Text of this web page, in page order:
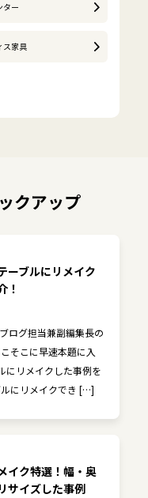
ター
ス家具
クアップ
ーブルにリメイク
！
ログ担当兼副編集長の
そこに早速本題に入
にリメイクした事例を
にリメイクでき […]
イク特選！幅・奥
サイズした事例